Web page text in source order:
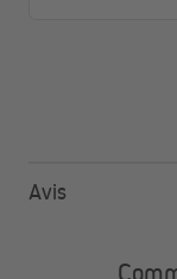
Avis